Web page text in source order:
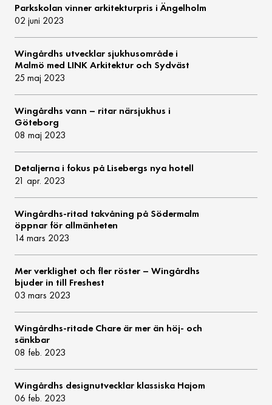
Parkskolan vinner arkitekturpris i Ängelholm
02 juni 2023
Wingårdhs utvecklar sjukhusområde i
Malmö med LINK Arkitektur och Sydväst
25 maj 2023
Wingårdhs vann – ritar närsjukhus i
Göteborg
08 maj 2023
Detaljerna i fokus på Lisebergs nya hotell
21 apr. 2023
Wingårdhs-ritad takvåning på Södermalm
öppnar för allmänheten
14 mars 2023
Mer verklighet och fler röster – Wingårdhs
bjuder in till Freshest
03 mars 2023
Wingårdhs-ritade Chare är mer än höj- och
sänkbar
08 feb. 2023
Wingårdhs designutvecklar klassiska Hajom
06 feb. 2023